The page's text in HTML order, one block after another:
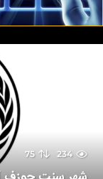
234
75